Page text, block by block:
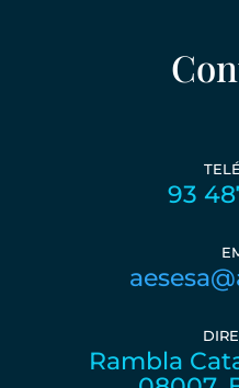
93
Rambla